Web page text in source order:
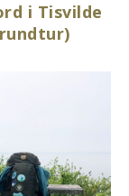
i Tisvilde